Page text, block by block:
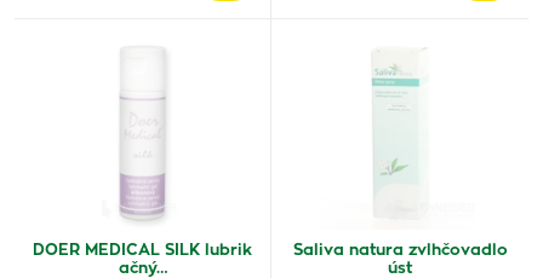
DOER MEDICAL SILK lubrik
ačný…
Saliva natura zvlhčovadlo
úst